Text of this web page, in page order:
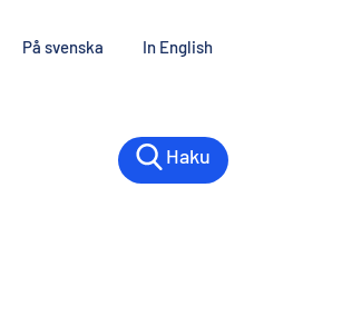
På svenska In English
Haku